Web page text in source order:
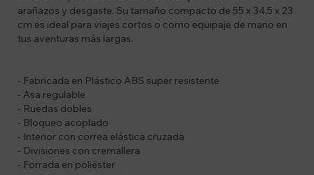
arañazos y desgaste. Su tamaño compacto de 55 x 34,5 x 23
cm es ideal para viajes cortos o como equipaje de mano en
tus aventuras más largas.
- Fabricada en Plástico ABS super resistente
- Asa regulable
- Ruedas dobles
- Bloqueo acoplado
- Interior con correa elástica cruzada
- Divisiones con cremallera
- Forrada en poliéster